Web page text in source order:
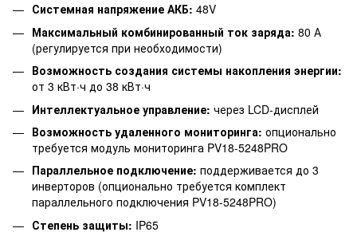
Системная напряжение АКБ: 48V
Максимальный комбинированный ток заряда: 80 А
(регулируется при необходимости)
Возможность создания системы накопления энергии:
от 3 кВт·ч до 38 кВт·ч
Интеллектуальное управление: через LCD-дисплей
Возможность удаленного мониторинга: опционально
требуется модуль мониторинга PV18-5248PRO
Параллельное подключение: поддерживается до 3
инверторов (опционально требуется комплект
параллельного подключения PV18-5248PRO)
Степень защиты: IP65